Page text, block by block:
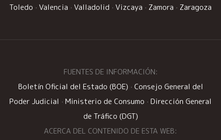
Toledo · Valencia · Valladolid · Vizcaya · Zamora · Zaragoza
FUENTES DE INFORMACIÓN:
Boletín Oficial del Estado (BOE) · Consejo General del
Poder Judicial · Ministerio de Consumo · Dirección General
de Tráfico (DGT)
ACERCA DEL CONTENIDO DE ESTA WEB: